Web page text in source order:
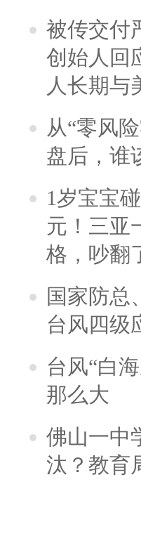
被传交付
创始人回
人长期与
从“零风
盘后，谁
1岁宝宝
元！三亚
格，吵翻
国家防总
台风四级
台风“白
那么大
佛山一中
汰？教育